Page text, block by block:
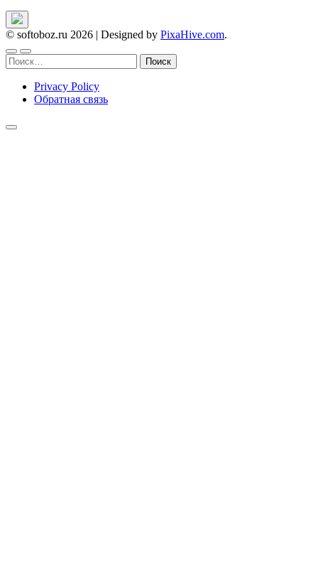
© softoboz.ru 2026 | Designed by PixaHive.com.
Найти:
Privacy Policy
Обратная связь